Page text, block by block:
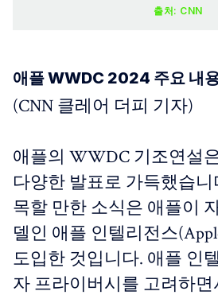
출처: CNN
애플 WWDC 2024 주요 내
(CNN 클레어 더피 기자)
애플의 WWDC 기조연설
다양한 발표로 가득했습
목할 만한 소식은 애플이
델인 애플 인텔리전스
도입한 것입니다. 애플 인
자 프라이버시를 고려하